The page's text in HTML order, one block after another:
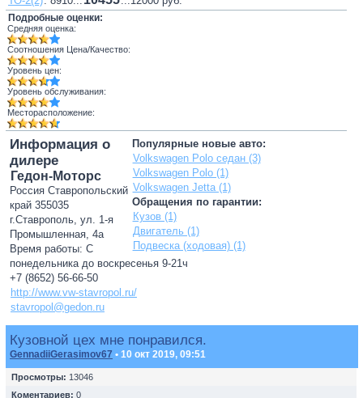
Подробные оценки:
Средняя оценка:
Соотношения Цена/Качество:
Уровень цен:
Уровень обслуживания:
Месторасположение:
Популярные новые авто:
Volkswagen Polo седан (3)
Volkswagen Polo (1)
Volkswagen Jetta (1)
Обращения по гарантии:
Кузов (1)
Двигатель (1)
Подвеска (ходовая) (1)
Информация о
дилере
Гедон-Моторс
Россия Ставропольский
край 355035
г.Ставрополь, ул. 1-я
Промышленная, 4а
Время работы: С
понедельника до воскресенья 9-21ч
+7 (8652) 56-66-50
http://www.vw-stavropol.ru/
stavropol@gedon.ru
Кузовной цех мне понравился.
GennadiiGerasimov67 • 10 окт 2019, 09:51
Просмотры: 13046
Коментариев: 0